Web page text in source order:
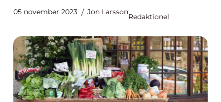
05 november 2023 Jon Larsson
Redaktionel